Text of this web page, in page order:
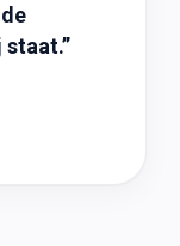
staat.”